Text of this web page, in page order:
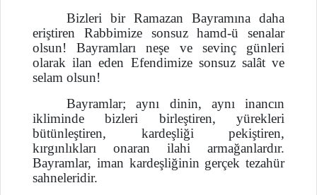
Bizleri bir Ramazan Bayramına daha
eriştiren Rabbimize sonsuz hamd-ü senalar
olsun! Bayramları neşe ve sevinç günleri
olarak ilan eden Efendimize sonsuz salât ve
selam olsun!
Bayramlar; aynı dinin, aynı inancın
ikliminde bizleri birleştiren, yürekleri
bütünleştiren, kardeşliği pekiştiren,
kırgınlıkları onaran ilahi armağanlardır.
Bayramlar, iman kardeşliğinin gerçek tezahür
sahneleridir.